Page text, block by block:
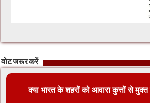
वोट जरूर करें
क्या भारत के शहरों को आवारा कुत्तों से मुक्त